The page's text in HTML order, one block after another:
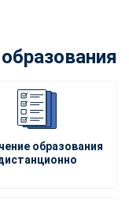
образования